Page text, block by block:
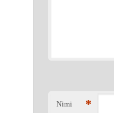
Nimi *